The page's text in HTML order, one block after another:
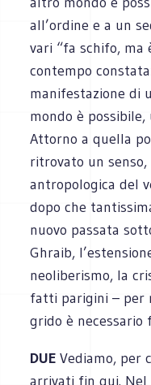
all’ordine e a un
vari “fa schifo, ma
contempo
manifestazione di
mondo è
Attorno a quella
ritrovato un
antropologica del
dopo che
nuovo passata
Ghraib,
neoliberismo, la
fatti parigini – per
grido è necessario
DUE Vediamo, per
arrivati fin qui.